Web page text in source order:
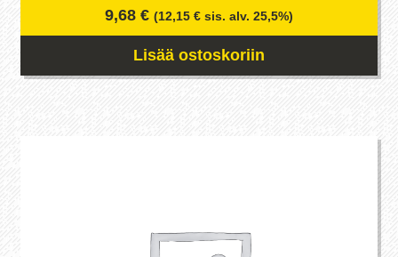
9,68 € (12,15 € sis. alv. 25,5%)
Lisää ostoskoriin